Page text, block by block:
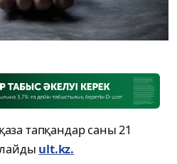
тапқандар саны 21
ult.kz.